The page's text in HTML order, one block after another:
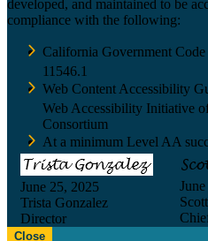
developed, and maintained to be
compliance with the following:
California Government Code
11546.1
Web Content Accessibility
Web Accessibility Initiative
Consortium
At a minimum Level AA
June 25, 2025
Trista Gonzalez
Director
Close